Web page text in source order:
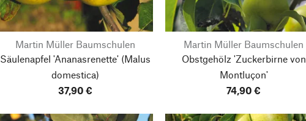
Martin Müller Baumschulen
Säulenapfel 'Ananasrenette'(Malus
domestica)
37,90 €
Martin Müller Baumschulen
Obstgehölz 'Zuckerbirne von
Montluçon'
74,90 €